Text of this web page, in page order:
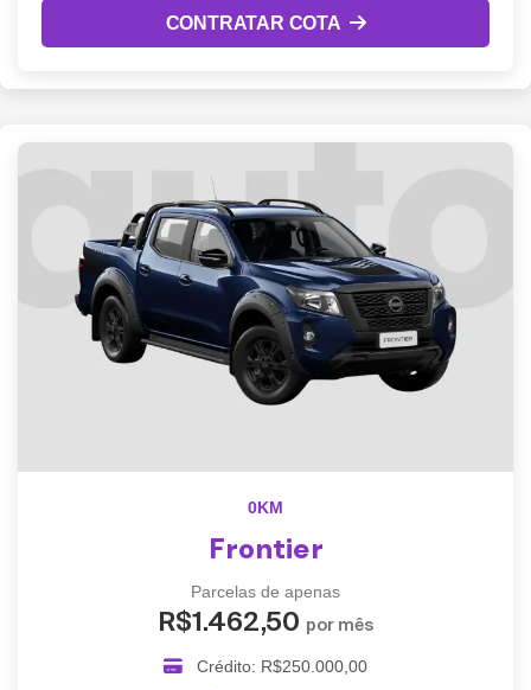
CONTRATAR COTA
0KM
Frontier
Parcelas de apenas
R$1.462,50 por mês
Crédito: R$250.000,00